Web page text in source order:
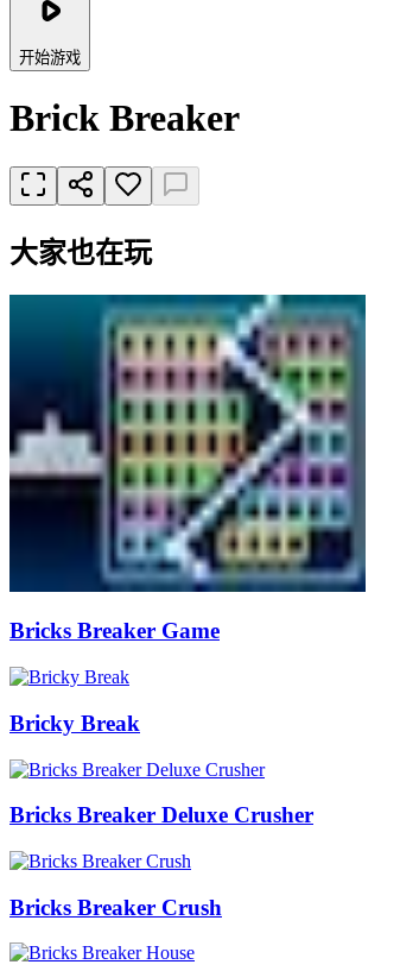
开始游戏
Brick Breaker
大家也在玩
Bricks Breaker Game
Bricky Break
Bricks Breaker Deluxe Crusher
Bricks Breaker Crush